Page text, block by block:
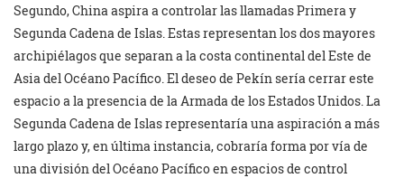
Segundo, China aspira a controlar las llamadas Primera y
Segunda Cadena de Islas. Estas representan los dos mayores
archipiélagos que separan a la costa continental del Este de
Asia del Océano Pacífico. El deseo de Pekín sería cerrar este
espacio a la presencia de la Armada de los Estados Unidos. La
Segunda Cadena de Islas representaría una aspiración a más
largo plazo y, en última instancia, cobraría forma por vía de
una división del Océano Pacífico en espacios de control